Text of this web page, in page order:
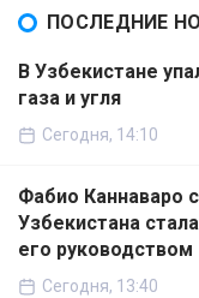
ПОСЛЕДНИЕ
В Узбекистане
газа и угля
Сегодня, 14:10
Фабио Каннаваро
Узбекистана
его руководством
Сегодня, 13:40